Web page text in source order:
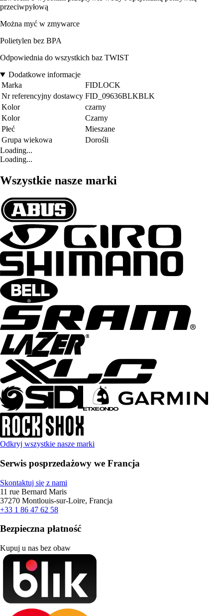
przeciwpyłową
Można myć w zmywarce
Polietylen bez BPA
Odpowiednia do wszystkich baz TWIST
Dodatkowe informacje
Marka
FIDLOCK
Nr referencyjny dostawcy FID_09636BLKBLK
Kolor
czarny
Kolor
Czarny
Płeć
Mieszane
Grupa wiekowa
Dorośli
Loading...
Loading...
Wszystkie nasze marki
Odkryj wszystkie nasze marki
Serwis posprzedażowy we Francja
Skontaktuj się z nami
11 rue Bernard Maris
37270 Montlouis-sur-Loire, Francja
+33 1 86 47 62 58
Bezpieczna płatność
Kupuj u nas bez obaw